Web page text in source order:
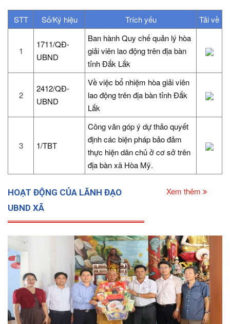
STT Số/Ký hiệu Trích yếu Tải về
1
1711/QĐ-
UBND
Ban hành Quy chế quản lý hòa
giải viên lao động trên địa bàn
tỉnh Đắk Lắk
2
2412/QĐ-
UBND
Về việc bổ nhiệm hòa giải viên
lao động trên địa bàn tỉnh Đắk
Lắk
3 1/TBT
Công văn góp ý dự thảo quyết
định các biện pháp bảo đảm
thực hiện dân chủ ở cơ sở trên
địa bàn xã Hòa Mỹ.
HOẠT ĐỘNG CỦA LÃNH ĐẠO
UBND XÃ
Xem thêm